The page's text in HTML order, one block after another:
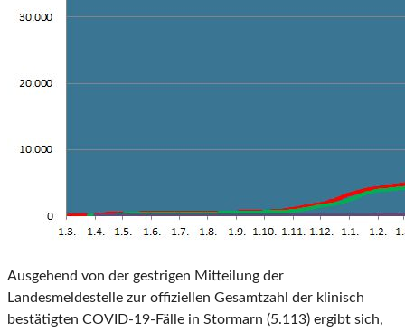
Ausgehend von der gestrigen Mitteilung der
Landesmeldestelle zur offiziellen Gesamtzahl der klinisch
bestätigten COVID-19-Fälle in Stormarn (5.113) ergibt sich,